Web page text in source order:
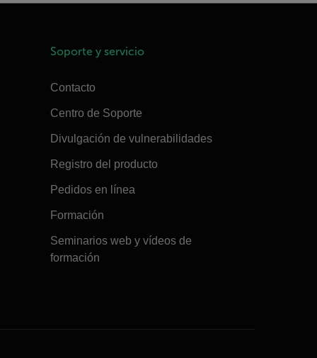
Soporte y servicio
Contacto
Centro de Soporte
Divulgación de vulnerabilidades
Registro del producto
Pedidos en línea
Formación
Seminarios web y vídeos de
formación